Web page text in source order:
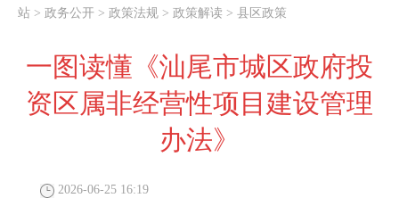
站 > 政务公开 > 政策法规 > 政策解读 > 县区政策
一图读懂《汕尾市城区政府投
资区属非经营性项目建设管理
办法》
2026-06-25 16:19